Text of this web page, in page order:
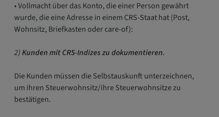
• Vollmacht über das Konto, die einer Person gewährt
wurde, die eine Adresse in einem CRS-Staat hat (Post,
Wohnsitz, Briefkasten oder care-of):
2)Kunden mit CRS-Indizes zu dokumentieren.
Die Kunden müssen die Selbstauskunft unterzeichnen,
um ihren Steuerwohnsitz/ihre Steuerwohnsitze zu
bestätigen.